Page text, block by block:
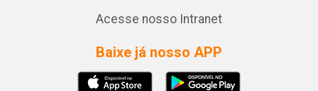
Acesse nosso Intranet
Baixe já nosso APP